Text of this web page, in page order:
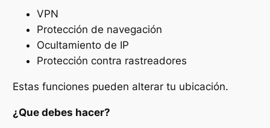
VPN
Protección de navegación
Ocultamiento de IP
Protección contra rastreadores
Estas funciones pueden alterar tu ubicación.
¿Que debes hacer?